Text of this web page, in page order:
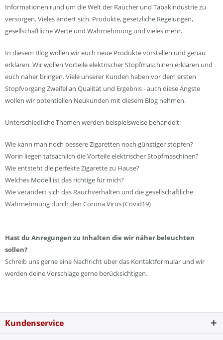
Informationen rund um die Welt der Raucher und Tabakindustrie zu
versorgen. Vieles ändert sich. Produkte, gesetzliche Regelungen,
gesellschaftliche Werte und Wahrnehmung und vieles mehr.
In diesem Blog wollen wir euch neue Produkte vorstellen und genau
erklären. Wir wollen Vorteile elektrischer Stopfmaschinen erklären und
euch näher bringen. Viele unserer Kunden haben vor dem ersten
Stopfvorgang Zweifel an Qualität und Ergebnis - auch diese Ängste
wollen wir potentiellen Neukunden mit diesem Blog nehmen.
Unterschiedliche Themen werden beispielsweise behandelt:
Wie kann man noch bessere Zigaretten noch günstiger stopfen?
Worin liegen tatsächlich die Vorteile elektrischer Stopfmaschinen?
Wie entsteht die perfekte Zigarette zu Hause?
Welches Modell ist das richtige für mich?
Wie verändert sich das Rauchverhalten und die gesellschaftliche
Wahrnehmung durch den Corona Virus (Covid19)
Hast du Anregungen zu Inhalten die wir näher beleuchten
sollen?
Schreib uns gerne eine Nachricht über das Kontaktformular und wir
werden deine Vorschläge gerne berücksichtigen.
Kundenservice